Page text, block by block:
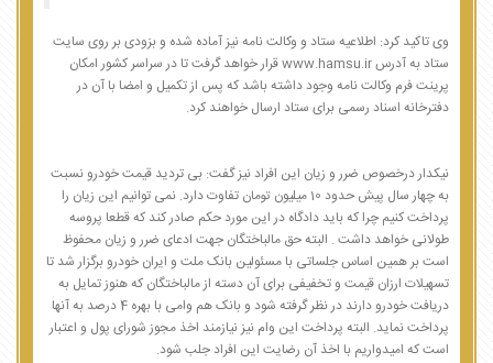
وی تاکید کرد: اطلاعیه ستاد و وکالت نامه نیز آماده شده و بزودی بر روی سایت
ستاد به آدرس www.hamsu.ir قرار خواهد گرفت تا در سراسر کشور امکان
پرینت فرم وکالت نامه وجود داشته باشد که پس از تکمیل و امضا با آن در
دفترخانه اسناد رسمی برای ستاد ارسال خواهند کرد.
نیکدار درخصوص ضرر و زیان این افراد نیز گفت: بی تردید قیمت خودرو نسبت
به چهار سال پیش حدود 10 میلیون تومان تفاوت دارد. نمی توانیم این زیان را
پرداخت کنیم چرا که باید دادگاه در این مورد حکم صادر کند که قطعا پروسه
طولانی خواهد داشت . البته حق مالباختگان جهت ادعای ضرر و زیان محفوظ
است بر همین اساس جلساتی با مسئولین بانک ملت و ایران خودرو برگزار شد تا
تسهیلات ارزان قیمت و تخفیفی برای آن دسته از مالباختگان که هنوز تمایل به
دریافت خودرو دارند در نظر گرفته شود و بانک هم وامی با بهره 4 درصد به آنها
پرداخت نماید. البته پرداخت این وام نیز نیازمند اخذ مجوز شورای پول و اعتبار
است که امیدواریم با اخذ آن رضایت این افراد جلب شود.